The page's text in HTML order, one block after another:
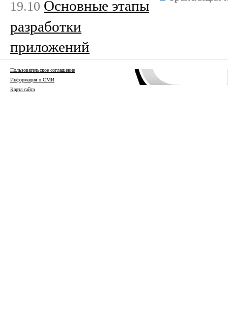
19.10 Основные этапы
разработки
приложений
Пользовательское соглашение
Информация о СМИ
Карта сайта